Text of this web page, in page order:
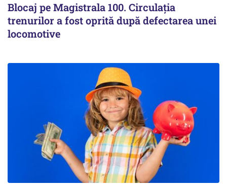
Blocaj pe Magistrala 100. Circulația
trenurilor a fost oprită după defectarea unei
locomotive